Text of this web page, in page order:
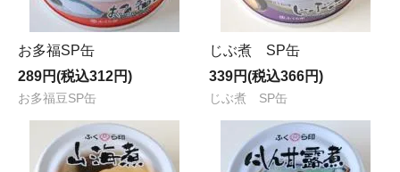
お多福SP缶
289円(税込312円)
お多福豆SP缶
じぶ煮 SP缶
339円(税込366円)
じぶ煮 SP缶